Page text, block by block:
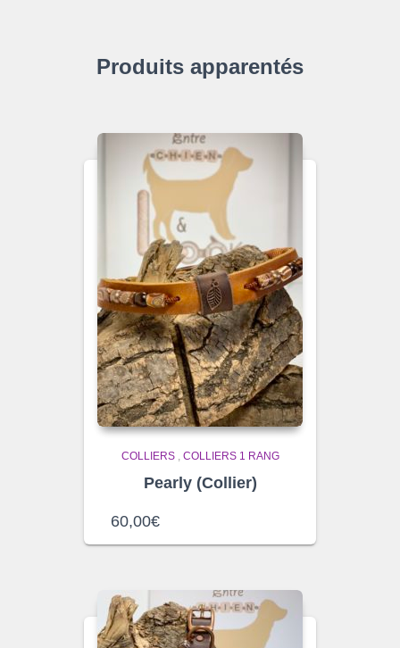
Produits apparentés
COLLIERS, COLLIERS 1 RANG
Pearly (Collier)
60,00€